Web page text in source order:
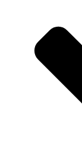
Marc